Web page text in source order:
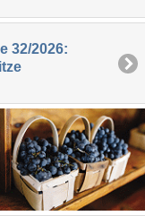
32/2026: